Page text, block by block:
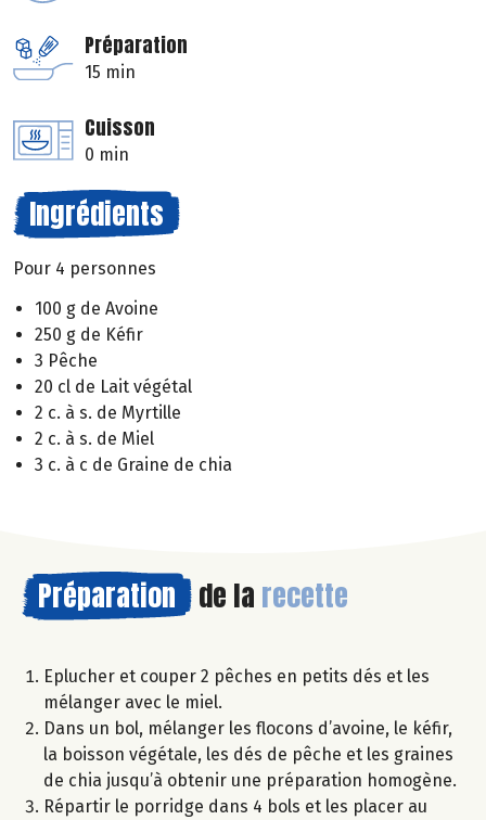
Préparation
15 min
Cuisson
0 min
Ingrédients
Pour 4 personnes
100 g de Avoine
250 g de Kéfir
3 Pêche
20 cl de Lait végétal
2 c. à s. de Myrtille
2 c. à s. de Miel
3 c. à c de Graine de chia
Préparation de la recette
Eplucher et couper 2 pêches en petits dés et les
mélanger avec le miel.
Dans un bol, mélanger les flocons d’avoine, le kéfir,
la boisson végétale, les dés de pêche et les graines
de chia jusqu’à obtenir une préparation homogène.
Répartir le porridge dans 4 bols et les placer au